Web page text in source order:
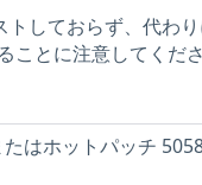
しておらず、代わ
とに注意してくださ
はホットパッチ